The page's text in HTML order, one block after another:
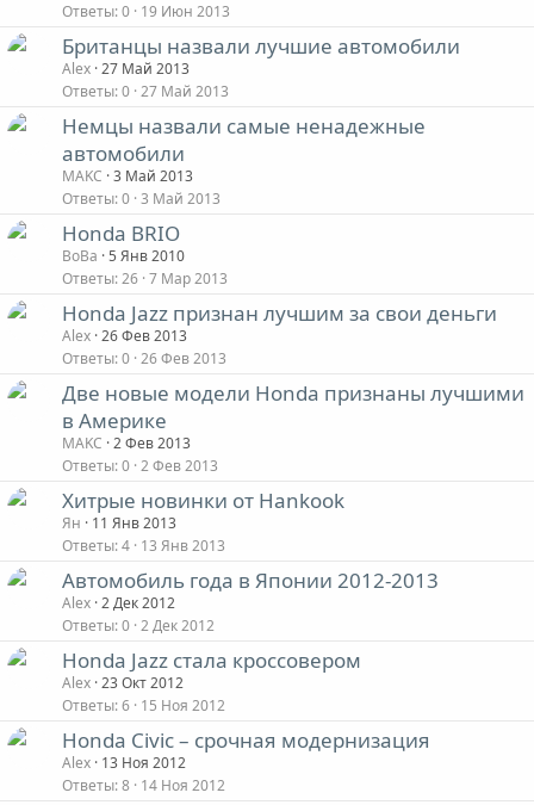
Ответы 0 19 Июн 2013
Британцы назвали лучшие автомобили
Alex 27 Май 2013
Ответы 0 27 Май 2013
Немцы назвали самые ненадежные
автомобили
MAKC 3 Май 2013
Ответы 0 3 Май 2013
Honda BRIO
ВоВа 5 Янв 2010
Ответы 26 7 Мар 2013
Honda Jazz признан лучшим за свои деньги
Alex 26 Фев 2013
Ответы 0 26 Фев 2013
Две новые модели Honda признаны лучшими
в Америке
MAKC 2 Фев 2013
Ответы 0 2 Фев 2013
Хитрые новинки от Hankook
Ян
11 Янв 2013
Ответы 4 13 Янв 2013
Автомобиль года в Японии 2012-2013
Alex 2 Дек 2012
Ответы 0 2 Дек 2012
Honda Jazz стала кроссовером
Alex 23 Окт 2012
Ответы 6 15 Ноя 2012
Honda Civic – срочная модернизация
Alex 13 Ноя 2012
Ответы 8 14 Ноя 2012